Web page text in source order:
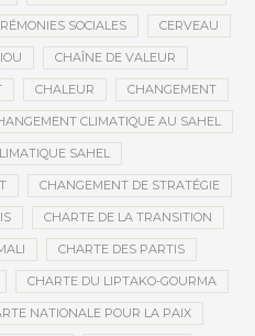
SOCIALES CERVEAU
CHAÎNE DE VALEUR
CHALEUR CHANGEMENT
CLIMATIQUE AU SAHEL
SAHEL
CHANGEMENT DE STRATÉGIE
CHARTE DE LA TRANSITION
CHARTE DES PARTIS
CHARTE DU LIPTAKO-GOURMA
NATIONALE POUR LA PAIX